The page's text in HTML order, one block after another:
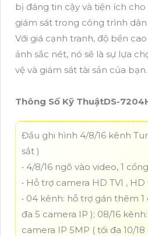
bị đáng tin cậy và tiện ích
giám sát trong công trình
Với giá cạnh tranh, độ bền
ảnh sắc nét, nó sẽ là sự lựa
vệ và giám sát tài sản của bạn.
Thông Số Kỹ ThuậtDS-
Đầu ghi hình 4/8/16 kênh
sắt )
• 4/8/16 ngõ vào video, 1
• Hỗ trợ camera HD TVI ,
• 04 kênh: hỗ trợ gán thêm
đa 5 camera IP ); 08/16
camera IP 5MP ( tối đa 10/